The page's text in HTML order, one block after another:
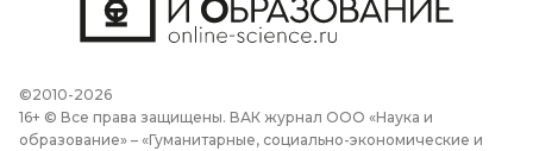
©2010-2026
16+ © Все права защищены. ВАК журнал ООО «Наука и
образование» – «Гуманитарные, социально-экономические и